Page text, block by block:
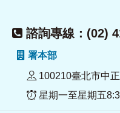
諮詢專線：(02)
署本部
100210臺北市中
星期一至星期五